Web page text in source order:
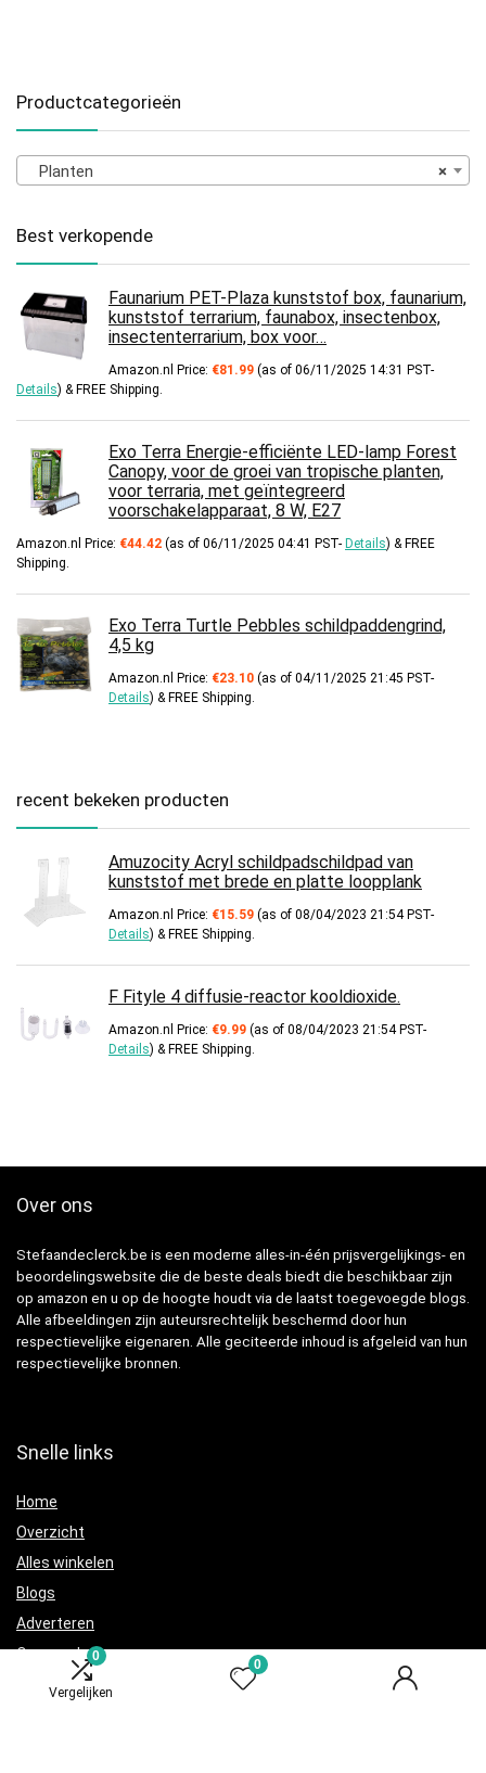
0
Vergelijken
0
Productcategorieën
×
Planten
Best verkopende
Faunarium PET-Plaza kunststof box, faunarium,
kunststof terrarium, faunabox, insectenbox,
insectenterrarium, box voor…
Amazon.nl Price: €81.99 (as of 06/11/2025 14:31 PST-
Details) &FREE Shipping.
Exo Terra Energie-efficiënte LED-lamp Forest
Canopy, voor de groei van tropische planten,
voor terraria, met geïntegreerd
voorschakelapparaat, 8 W, E27
Amazon.nl Price: €44.42 (as of 06/11/2025 04:41 PST- Details) &FREE
Shipping.
Exo Terra Turtle Pebbles schildpaddengrind,
4,5 kg
Amazon.nl Price: €23.10 (as of 04/11/2025 21:45 PST-
Details) &FREE Shipping.
recent bekeken producten
Amuzocity Acryl schildpadschildpad van
kunststof met brede en platte loopplank
Amazon.nl Price: €15.59 (as of 08/04/2023 21:54 PST-
Details) &FREE Shipping.
F Fityle 4 diffusie-reactor kooldioxide.
Amazon.nl Price: €9.99 (as of 08/04/2023 21:54 PST-
Details) &FREE Shipping.
Over ons
Stefaandeclerck.be is een moderne alles-in-één prijsvergelijkings- en
beoordelingswebsite die de beste deals biedt die beschikbaar zijn
op amazon en u op de hoogte houdt via de laatst toegevoegde blogs.
Alle afbeeldingen zijn auteursrechtelijk beschermd door hun
respectievelijke eigenaren. Alle geciteerde inhoud is afgeleid van hun
respectievelijke bronnen.
Snelle links
Home
Overzicht
Alles winkelen
Blogs
Adverteren
Onze webshops
Verklaringen